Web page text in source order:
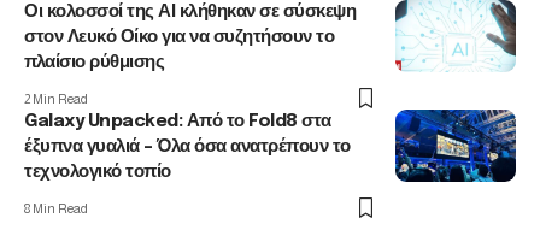
Οι κολοσσοί της ΑΙ κλήθηκαν σε σύσκεψη
στον Λευκό Οίκο για να συζητήσουν το
πλαίσιο ρύθμισης
2 Min Read
Galaxy Unpacked: Από το Fold8 στα
έξυπνα γυαλιά – Όλα όσα ανατρέπουν το
τεχνολογικό τοπίο
8 Min Read